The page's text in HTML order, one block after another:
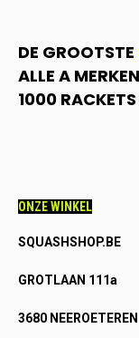
DE GROOTSTE
ALLE A
1000
ONZE WINKEL
SQUASHSHOP.BE
GROTLAAN 111a
3680 NEEROETEREN